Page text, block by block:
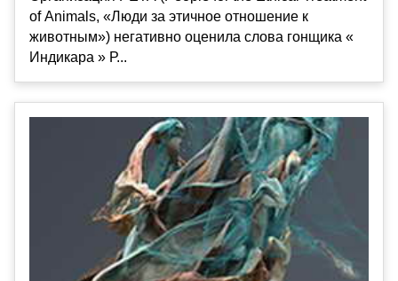
of Animals, «Люди за этичное отношение к
животным») негативно оценила слова гонщика «
Индикара » Р...